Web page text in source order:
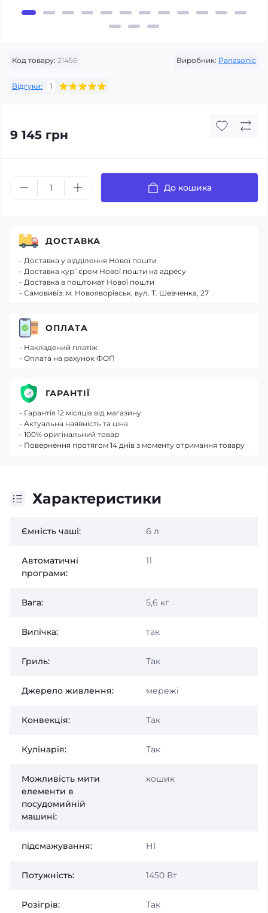
Код товару: 21456 Виробник: Panasonic
Відгуки: 1
9 145 грн
До кошика
Характеристики
Ємність чаші: 6 л
Автоматичні
програми:
11
Вага: 5,6 кг
Випічка: так
Гриль: Так
Джерело живлення: мережі
Конвекція: Так
Кулінарія: Так
Можливість мити
елементи в
посудомийній
машині:
кошик
підсмажування: НІ
Потужність: 1450 Вт
Розігрів: Так
ДОСТАВКА
- Доставка у відділення Нової пошти
- Доставка кур`єром Нової пошти на адресу
- Доставка в поштомат Нової пошти
- Самовивіз: м. Новояворівськ, вул. Т. Шевченка, 27
ОПЛАТА
- Накладений платіж
- Оплата на рахунок ФОП
ГАРАНТІЇ
- Гарантія 12 місяців від магазину
- Актуальна наявність та ціна
- 100% оригінальний товар
- Повернення протягом 14 днів з моменту отримання товару